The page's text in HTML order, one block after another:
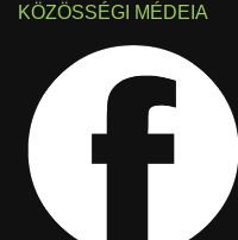
KÖZÖSSÉGI MÉDEIA